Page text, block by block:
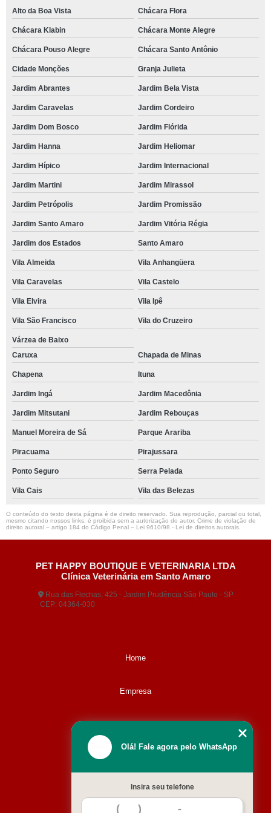
Alto da Boa Vista Chácara Flora
Chácara Klabin Chácara Monte Alegre
Chácara Pouso Alegre Chácara Santo Antônio
Cidade Monções Granja Julieta
Jardim Abrantes Jardim Bela Vista
Jardim Caravelas Jardim Cordeiro
Jardim Dom Bosco Jardim Flórida
Jardim Hanna Jardim Heliomar
Jardim Hípico Jardim Internacional
Jardim Martini Jardim Mirassol
Jardim Petrópolis Jardim Promissão
Jardim Santo Amaro Jardim Vitória Régia
Jardim dos Estados Santo Amaro
Vila Almeida Vila Anhangüera
Vila Caravelas Vila Castelo
Vila Elvira Vila Ipê
Vila São Francisco Vila do Cruzeiro
Várzea de Baixo
Caruxa
Chapada de Minas
Chapena Ituna
Jardim Ingá Jardim Macedônia
Jardim Mitsutani Jardim Rebouças
Manuel Moreira de Sá Parque Arariba
Piracuama Pirajussara
Ponto Seguro Serra Pelada
Vila Cais Vila das Belezas
O conteúdo do texto desta página é de direito reservado. Sua reprodução, parcial ou total,
mesmo citando nossos links, é proibida sem a autorização do autor. Crime de violação de
direito autoral – artigo 184 do Código Penal – Lei 9610/98 - Lei de direitos autorais
PET HAPPY BOUTIQUE E VETERINARIA LTDA
Clínica Veterinária em Santo Amaro
Rua das Flechas, 425 - Jardim Prudência São Paulo - SP
CEP: 04364-030
Home
Empresa
Contato
Olá! Fale agora pelo WhatsApp
Insira seu telefone